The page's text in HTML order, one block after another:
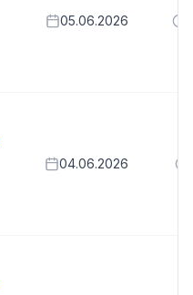
05.06.2026
04.06.2026